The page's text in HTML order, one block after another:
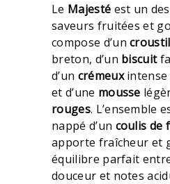
Le Majesté est un
saveurs fruitées et
compose d’un
breton, d’un biscuit
d’un crémeuxintense
et d’une mousse
rouges. L’ensemble
nappé d’un coulis de
apporte fraîcheur et
équilibre parfait
douceur et notes